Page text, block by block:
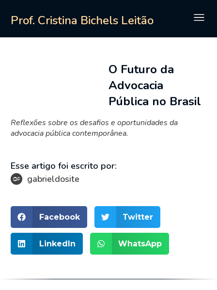
Prof. Cristina Bichels Leitão
O Futuro da
Advocacia
Pública no Brasil
Reflexões sobre os desafios e oportunidades da
advocacia pública contemporânea.
Esse artigo foi escrito por:
gabrieldosite
Facebook Twitter
LinkedIn WhatsApp